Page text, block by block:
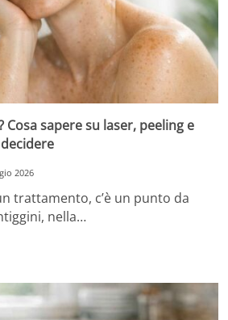
Cosa sapere su laser, peeling e
2026
trattamento, c’è un punto da
nella…